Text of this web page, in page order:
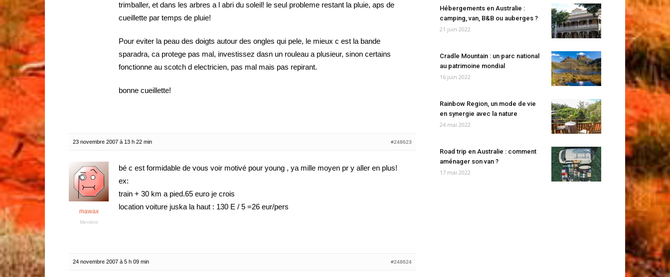
trimballer, et dans les arbres a l abri du soleil! le seul probleme restant la pluie, aps de
cueillette par temps de pluie!
Pour eviter la peau des doigts autour des ongles qui pele, le mieux c est la bande
sparadra, ca protege pas mal, investissez dasn un rouleau a plusieur, sinon certains
fonctionne au scotch d electricien, pas mal mais pas repirant.
bonne cueillette!
23 novembre 2007 à 13 h 22 min #248623
mawax
Membre
bé c est formidable de vous voir motivé pour young , ya mille moyen pr y aller en plus!
ex:
train + 30 km a pied.65 euro je crois
location voiture juska la haut : 130 E / 5 =26 eur/pers
24 novembre 2007 à 5 h 09 min #248624
Hébergements en Australie :
camping, van, B&B ou auberges ?
21 juin 2022
Cradle Mountain : un parc national
au patrimoine mondial
16 juin 2022
Rainbow Region, un mode de vie
en synergie avec la nature
24 mai 2022
Road trip en Australie : comment
aménager son van ?
17 mai 2022